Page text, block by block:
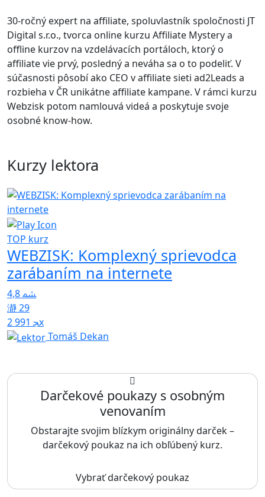
30-ročný expert na affiliate, spoluvlastník spoločnosti JT
Digital s.r.o., tvorca online kurzu Affiliate Mystery a
offline kurzov na vzdelávacích portáloch, ktorý o
affiliate vie prvý, posledný a neváha sa o to podeliť. V
súčasnosti pôsobí ako CEO v affiliate sieti ad2Leads a
rozbieha v ČR unikátne affiliate kampane. V rámci kurzu
Webzisk potom namlouvá videá a poskytuje svoje
osobné know-how.
Kurzy lektora
TOP kurz
WEBZISK: Komplexný sprievodca
zarábaním na internete
4,8
29
2 991x
Tomáš Dekan
Darčekové poukazy s osobným
venovaním
Obstarajte svojim blízkym originálny darček –
darčekový poukaz na ich obľúbený kurz.
Vybrať darčekový poukaz